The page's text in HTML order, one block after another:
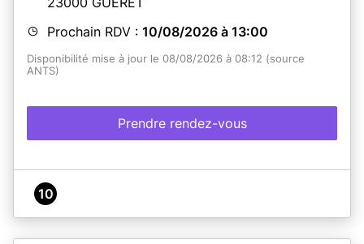
Prochain RDV : 10/08/2026 à 13:00
Disponibilité mise à jour le 08/08/2026 à 08:12 (source
ANTS)
Prendre rendez-vous
10